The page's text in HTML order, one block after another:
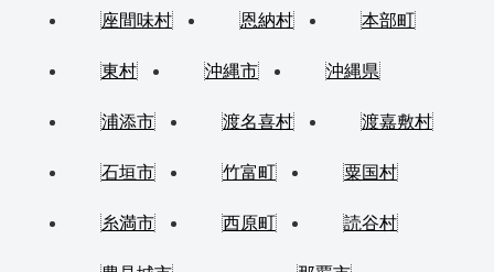
座間味村 恩納村 本部町
東村 沖縄市 沖縄県
浦添市 渡名喜村 渡嘉敷村
石垣市 竹富町 粟国村
糸満市 西原町 読谷村